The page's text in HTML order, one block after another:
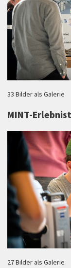
33 Bilder als Galerie
MINT-
27 Bilder als Galerie